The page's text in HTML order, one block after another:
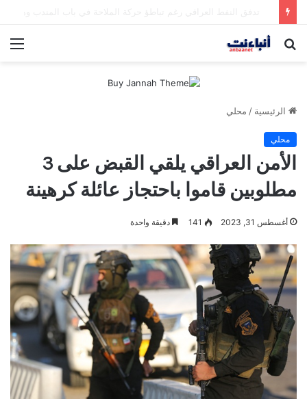
بحث
الرئيسية / محلي
محلي
الأمن العراقي يلقي القبض على 3
مطلوبين قاموا باحتجاز عائلة كرهينة
أغسطس 31, 2023 141 دقيقة واحدة